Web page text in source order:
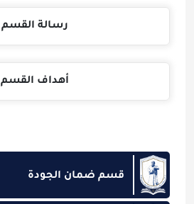
رسالة القسم
أهداف القسم
قسم ضمان الجودة